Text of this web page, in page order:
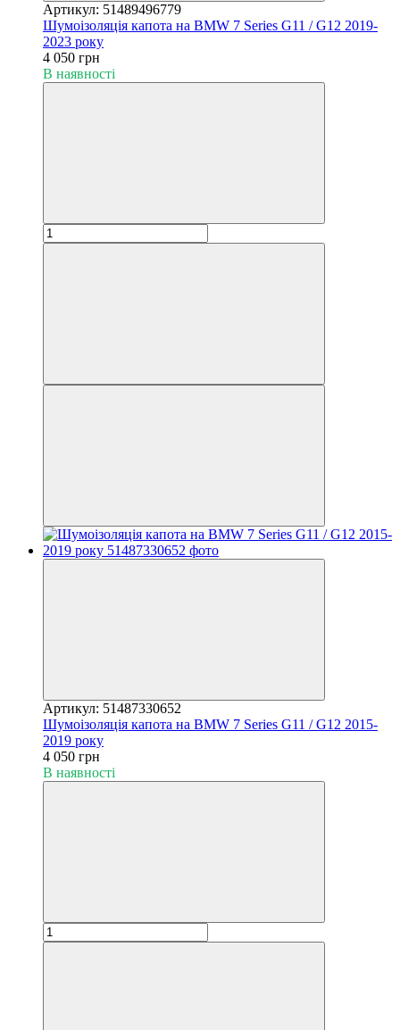
Артикул: 51489496779
Шумоізоляція капота на BMW 7 Series G11 / G12 2019-
2023 року
4 050 грн
В наявності
Артикул: 51487330652
Шумоізоляція капота на BMW 7 Series G11 / G12 2015-
2019 року
4 050 грн
В наявності